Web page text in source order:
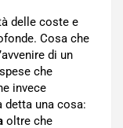
delle coste e
Cosa che
di un
che
invece
detta una cosa:
oltre che